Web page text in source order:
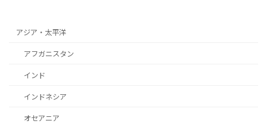
アジア・太平洋
アフガニスタン
インド
インドネシア
オセアニア